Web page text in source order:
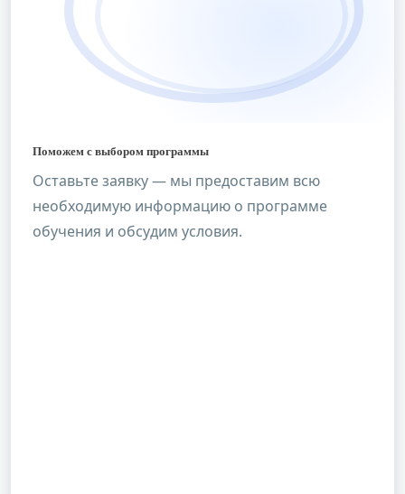
Поможем с выбором программы
Оставьте заявку — мы предоставим всю
необходимую информацию о программе
обучения и обсудим условия.